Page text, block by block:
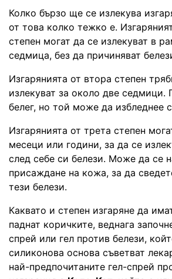
Колко бързо ще се излекува
от това колко тежко е.
степен могат да се излекуват в
седмица, без да причиняват
Изгарянията от втора степен
излекуват за около две седмици.
белег, но той може да избледнее
Изгарянията от трета степен
месеци или години, за да се
след себе си белези. Може да се
присаждане на кожа, за да
тези белези.
Каквато и степен изгаряне да
паднат коричките, веднага
спрей или гел против белези,
силиконова основа съветват
най-предпочитаните гел-спрей